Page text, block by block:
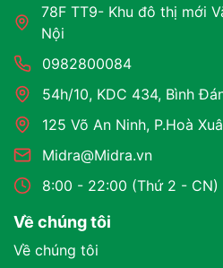
78F TT9- Khu đô thị mới
Nội
0982800084
54h/10, KDC 434, Bình
125 Võ An Ninh, P.Hoà
Midra@Midra.vn
8:00 - 22:00 (Thứ 2 - CN)
Về chúng tôi
Về chúng tôi